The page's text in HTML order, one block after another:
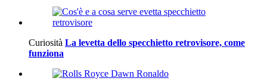
Curiosità La levetta dello specchietto retrovisore, come
funziona